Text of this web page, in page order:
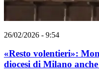
26/02/2026 - 9:54
«Resto volentieri»:
diocesi di Milano